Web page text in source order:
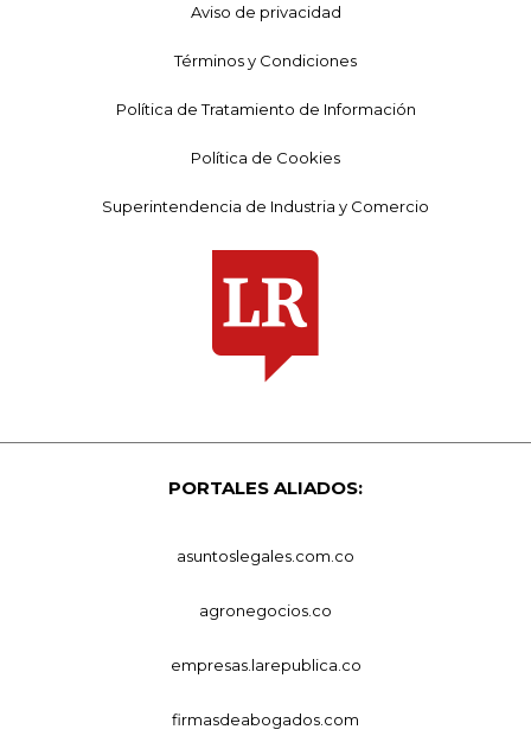
Aviso de privacidad
Términos y Condiciones
Política de Tratamiento de Información
Política de Cookies
Superintendencia de Industria y Comercio
PORTALES ALIADOS:
asuntoslegales.com.co
agronegocios.co
empresas.larepublica.co
firmasdeabogados.com